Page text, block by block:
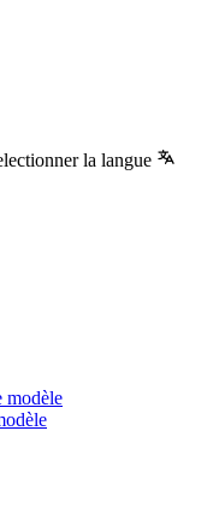
la langue
modèle